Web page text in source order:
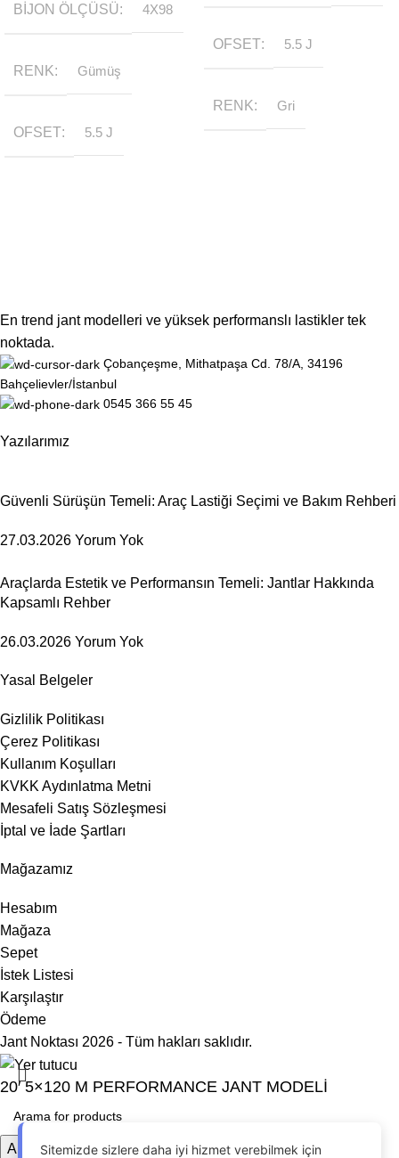
BIJON ÖLÇÜSÜ 4X98
RENK Gümüş
OFSET 5.5 J
OFSET 5.5 J
RENK Gri
En trend jant modelleri ve yüksek performanslı lastikler tek
noktada.
Çobançeşme, Mithatpaşa Cd. 78/A, 34196
Bahçelievler/İstanbul
0545 366 55 45
Yazılarımız
Güvenli Sürüşün Temeli: Araç Lastiği Seçimi ve Bakım Rehberi
27.03.2026 Yorum Yok
Araçlarda Estetik ve Performansın Temeli: Jantlar Hakkında
Kapsamlı Rehber
26.03.2026 Yorum Yok
Yasal Belgeler
Gizlilik Politikası
Çerez Politikası
Kullanım Koşulları
KVKK Aydınlatma Metni
Mesafeli Satış Sözleşmesi
İptal ve İade Şartları
Mağazamız
Hesabım
Mağaza
Sepet
İstek Listesi
Karşılaştır
Ödeme
Jant Noktası 2026 - Tüm hakları saklıdır.
Arama
20′ 5×120 M PERFORMANCE JANT MODELİ
Sitemizde sizlere daha iyi hizmet verebilmek için